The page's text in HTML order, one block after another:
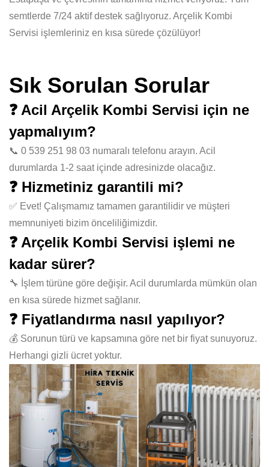
semtlerde 7/24 aktif destek sağlıyoruz. Arçelik Kombi
Servisi işlemleriniz en kısa sürede çözülüyor!
Sık Sorulan Sorular
❓ Acil Arçelik Kombi Servisi için ne
yapmalıyım?
📞 0 539 251 98 03 numaralı telefonu arayın. Acil
durumlarda 1-2 saat içinde adresinizde olacağız.
❓ Hizmetiniz garantili mi?
✅ Evet! Çalışmamız tamamen garantilidir ve müşteri
memnuniyeti bizim önceliliğimizdir.
❓ Arçelik Kombi Servisi işlemi ne
kadar sürer?
🔧 İşlem türüne göre değişir. Acil durumlarda mümkün olan
en kısa sürede hizmet sağlanır.
❓ Fiyatlandırma nasıl yapılıyor?
💰 Sorunun türü ve kapsamına göre net bir fiyat sunuyoruz.
Herhangi gizli ücret yoktur.